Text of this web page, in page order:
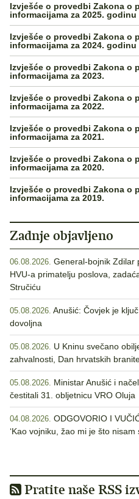
Izvješće o provedbi Zakona o
informacijama za 2025. godinu
Izvješće o provedbi Zakona o
informacijama za 2024. godinu
Izvješće o provedbi Zakona o
informacijama za 2023.
Izvješće o provedbi Zakona o
informacijama za 2022.
Izvješće o provedbi Zakona o
informacijama za 2021.
Izvješće o provedbi Zakona o
informacijama za 2020.
Izvješće o provedbi Zakona o
informacijama za 2019.
Zadnje objavljeno
06.08.2026. General-bojnik Zdilar
HVU-a primatelju poslova,
Stručiću
05.08.2026. Anušić: Čovjek je
dovoljna
05.08.2026. U Kninu svečano
zahvalnosti, Dan hrvatskih
05.08.2026. Ministar Anušić i
čestitali 31. obljetnicu VRO Oluja
04.08.2026. ODGOVORIO I
‘Kao vojniku, žao mi je što nisam
Pratite naše RSS